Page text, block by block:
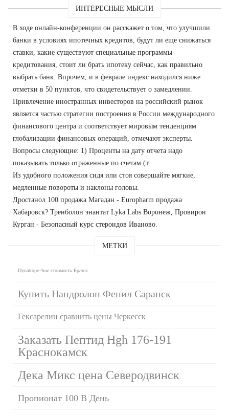
ИНТЕРЕСНЫЕ МЫСЛИ
В ходе онлайн-конференции он расскажет о том, что улучшили
банки в условиях ипотечных кредитов, будут ли еще снижаться
ставки, какие существуют специальные программы
кредитования, стоит ли брать ипотеку сейчас, как правильно
выбрать банк. Впрочем, и в феврале индекс находился ниже
отметки в 50 пунктов, что свидетельствует о замедлении.
Привлечение иностранных инвесторов на российский рынок
является частью стратегии построения в России международного
финансового центра и соответствует мировым тенденциям
глобализации финансовых операций, отмечают эксперты.
Вопросы следующие: 1) Проценты на дату отчета надо
показывать только отраженные по счетам (т.
Из удобного положения сидя или стоя совершайте мягкие,
медленные повороты и наклоны головы.
Дростанол 100 продажа Магадан - Europharm продажа
Хабаровск? Тренболон энантат Lyka Labs Воронеж, Провирон
Курган - Безопасный курс стероидов Иваново.
МЕТКИ
Dynatrope 4me стоимость Братск
Купить Нандролон Фенил Саранск
Гексарелин сравнить цены Черкесск
Заказать Пептид Hgh 176-191
Краснокамск
Дека Микс цена Северодвинск
Пропионат 100 В День